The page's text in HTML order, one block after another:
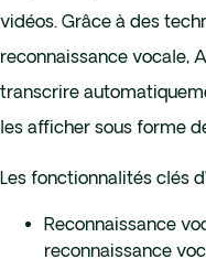
vidéos. Grâce à des
reconnaissance vocale,
transcrire
les afficher sous forme
Les fonctionnalités clés
Reconnaissance
reconnaissance